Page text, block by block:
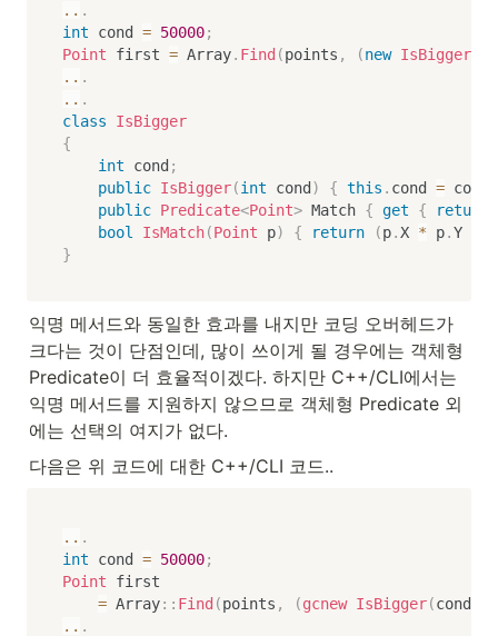
.. .
int cond = 50000;
Point first = Array. Find (points , (new IsBigger
.. .
.. .
class
IsBigger
{
int cond ;
public IsBigger(int cond ) { this . cond = cond
public Predicate<Point> Match { get { return
bool
IsMatch(Point p) { return (p.X * p.Y
}
익명 메서드와 동일한 효과를 내지만 코딩 오버헤드가
크다는 것이 단점인데, 많이 쓰이게 될 경우에는 객체형
Predicate이 더 효율적이겠다. 하지만 C++/CLI에서는
익명 메서드를 지원하지 않으므로 객체형 Predicate 외
에는 선택의 여지가 없다.
다음은 위 코드에 대한 C++/CLI 코드..
.. .
int cond = 50000;
Point first
= Array:: Find (points , (gcnew IsBigger(cond
.. .